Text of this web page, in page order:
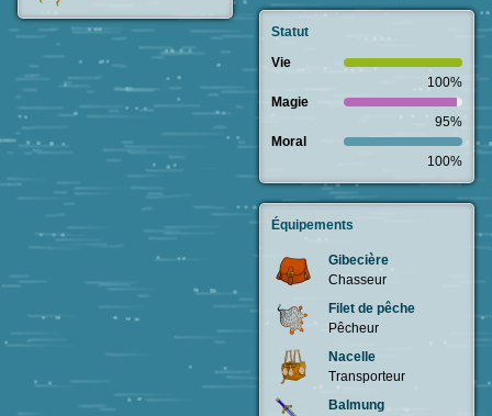
Statut
Vie
100%
Magie
95%
Moral
100%
Équipements
Gibecière
Chasseur
Filet de pêche
Pêcheur
Nacelle
Transporteur
Balmung